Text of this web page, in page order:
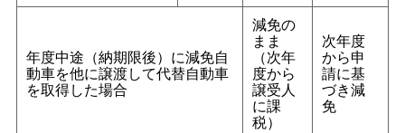
年度中途（納期限後）に減免自
動車を他に譲渡して代替自動車
を取得した場合
減免の
まま
（次年
度から
譲受人
に課
税）
次年度
から申
請に基
づき減
免